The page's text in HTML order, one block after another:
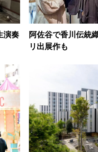
演奏
阿佐谷で香川伝統
リ出展作も